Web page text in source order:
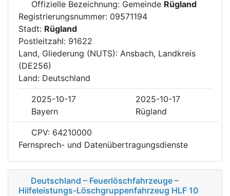
Offizielle Bezeichnung: Gemeinde Rügland
Registrierungsnummer: 09571194
Stadt: Rügland
Postleitzahl: 91622
Land, Gliederung (NUTS): Ansbach, Landkreis
(DE256)
Land: Deutschland
2025-10-17
2025-10-17
Bayern
Rügland
CPV: 64210000
Fernsprech- und Datenübertragungsdienste
Deutschland – Feuerlöschfahrzeuge –
Hilfeleistungs-Löschgruppenfahrzeug HLF 10